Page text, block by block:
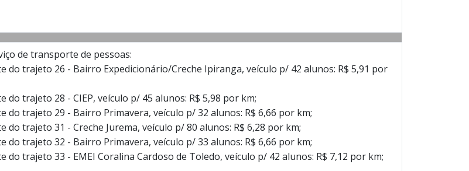
de transporte de pessoas:
do trajeto 26 - Bairro Expedicionário/Creche Ipiranga, veículo p/ 42 alunos: R$ 5,91 por
do trajeto 28 - CIEP, veículo p/ 45 alunos: R$ 5,98 por km;
do trajeto 29 - Bairro Primavera, veículo p/ 32 alunos: R$ 6,66 por km;
do trajeto 31 - Creche Jurema, veículo p/ 80 alunos: R$ 6,28 por km;
do trajeto 32 - Bairro Primavera, veículo p/ 33 alunos: R$ 6,66 por km;
do trajeto 33 - EMEI Coralina Cardoso de Toledo, veículo p/ 42 alunos: R$ 7,12 por km;